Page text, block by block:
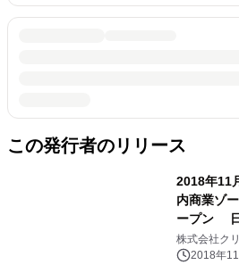
この発行者のリリース
2018年11
内商業ゾ
ープン 日
キハウス
株式会社ク
ディングス
2018年